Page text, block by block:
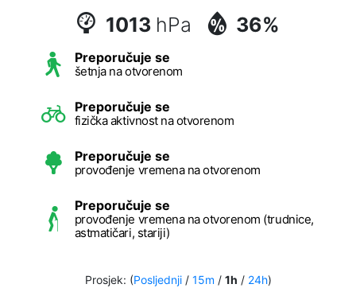
1013 hPa 36%
Preporučuje se
šetnja na otvorenom
Preporučuje se
fizička aktivnost na otvorenom
Preporučuje se
provođenje vremena na otvorenom
Preporučuje se
provođenje vremena na otvorenom (trudnice,
astmatičari, stariji)
Prosjek: (Posljednji/ 15m / 1h / 24h)